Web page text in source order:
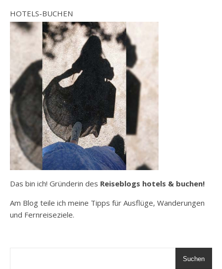
HOTELS-BUCHEN
Das bin ich! Gründerin des Reiseblogs hotels & buchen!
Am Blog teile ich meine Tipps für Ausflüge, Wanderungen
und Fernreiseziele.
Suchen